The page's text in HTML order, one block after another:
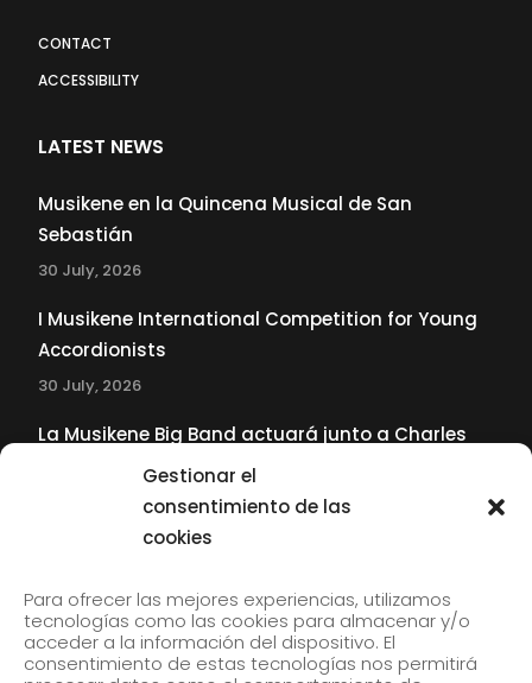
Gestionar el
consentimiento de las
cookies
Para ofrecer las mejores experiencias, utilizamos
tecnologías como las cookies para almacenar y/o
acceder a la información del dispositivo. El
consentimiento de estas tecnologías nos permitirá
CONTACT
ACCESSIBILITY
LATEST NEWS
Musikene en la Quincena Musical de San
Sebastián
30 July, 2026
I Musikene International Competition for Young
Accordionists
30 July, 2026
La Musikene Big Band actuará junto a Charles
Tolliver en el 61 Jazzaldia
Subscribe to our newsletter to receive our news by